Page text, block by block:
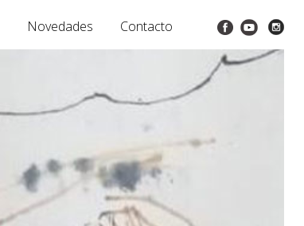
Novedades Contacto